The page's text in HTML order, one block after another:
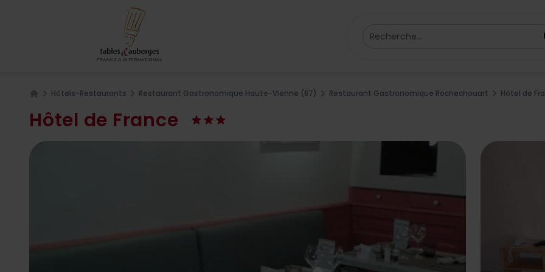
Recherche...
Hôtels-Restaurants Restaurant Gastronomique Haute-Vienne (87) Restaurant Gastronomique Rochechouart Hôtel de
Hôtel de France